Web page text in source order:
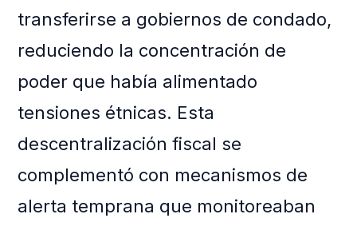
transferirse a gobiernos de condado,
reduciendo la concentración de
poder que había alimentado
tensiones étnicas. Esta
descentralización fiscal se
complementó con mecanismos de
alerta temprana que monitoreaban